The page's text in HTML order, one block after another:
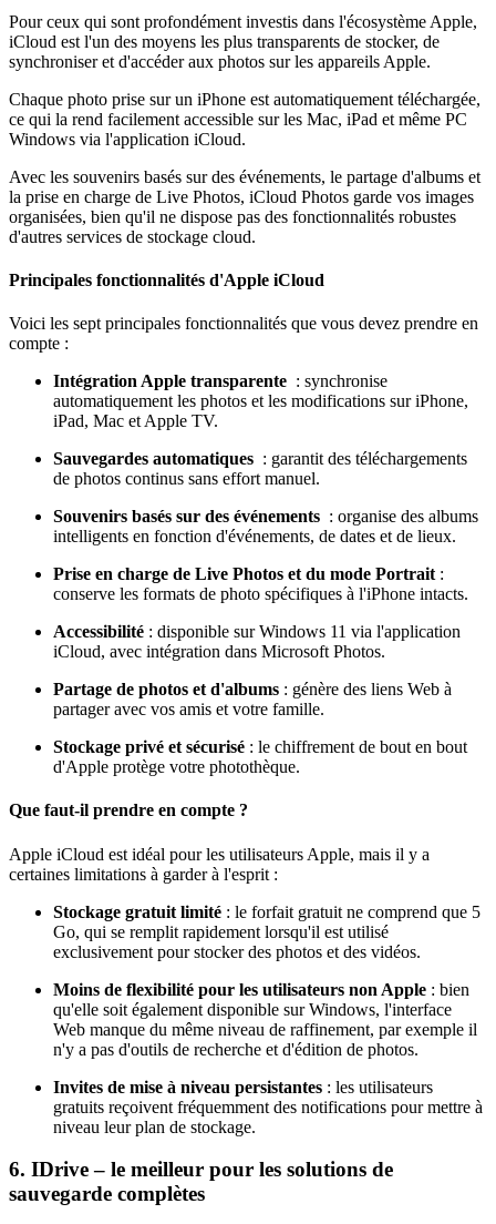
Pour ceux qui sont profondément investis dans l'écosystème Apple,
iCloud est l'un des moyens les plus transparents de stocker, de
synchroniser et d'accéder aux photos sur les appareils Apple.
Chaque photo prise sur un iPhone est automatiquement téléchargée,
ce qui la rend facilement accessible sur les Mac, iPad et même PC
Windows via l'application iCloud.
Avec les souvenirs basés sur des événements, le partage d'albums et
la prise en charge de Live Photos, iCloud Photos garde vos images
organisées, bien qu'il ne dispose pas des fonctionnalités robustes
d'autres services de stockage cloud.
Principales fonctionnalités d'Apple iCloud
Voici les sept principales fonctionnalités que vous devez prendre en
compte :
Intégration Apple transparente : synchronise
automatiquement les photos et les modifications sur iPhone,
iPad, Mac et Apple TV.
Sauvegardes automatiques : garantit des téléchargements
de photos continus sans effort manuel.
Souvenirs basés sur des événements : organise des albums
intelligents en fonction d'événements, de dates et de lieux.
Prise en charge de Live Photos et du mode Portrait :
conserve les formats de photo spécifiques à l'iPhone intacts.
Accessibilité : disponible sur Windows 11 via l'application
iCloud, avec intégration dans Microsoft Photos.
Partage de photos et d'albums : génère des liens Web à
partager avec vos amis et votre famille.
Stockage privé et sécurisé : le chiffrement de bout en bout
d'Apple protège votre photothèque.
Que faut-il prendre en compte ?
Apple iCloud est idéal pour les utilisateurs Apple, mais il y a
certaines limitations à garder à l'esprit :
Stockage gratuit limité : le forfait gratuit ne comprend que 5
Go, qui se remplit rapidement lorsqu'il est utilisé
exclusivement pour stocker des photos et des vidéos.
Moins de flexibilité pour les utilisateurs non Apple : bien
qu'elle soit également disponible sur Windows, l'interface
Web manque du même niveau de raffinement, par exemple il
n'y a pas d'outils de recherche et d'édition de photos.
Invites de mise à niveau persistantes : les utilisateurs
gratuits reçoivent fréquemment des notifications pour mettre à
niveau leur plan de stockage.
6. IDrive – le meilleur pour les solutions de
sauvegarde complètes